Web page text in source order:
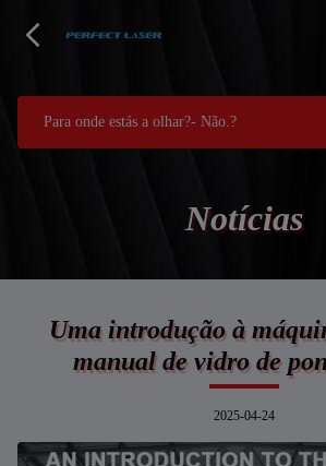
Notícias
Uma introdução à
manual de vidro de
2025-04-24